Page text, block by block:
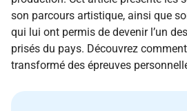
son parcours artistique, ainsi que
qui lui ont permis de devenir l’un
prisés du pays. Découvrez
transformé des épreuves